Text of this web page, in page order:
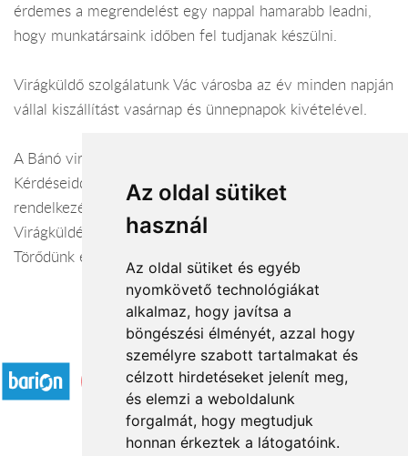
Az oldal sütiket
használ
Az oldal sütiket és egyéb
nyomkövető technológiákat
alkalmaz, hogy javítsa a
böngészési élményét, azzal hogy
személyre szabott tartalmakat és
célzott hirdetéseket jelenít meg,
és elemzi a weboldalunk
forgalmát, hogy megtudjuk
honnan érkeztek a látogatóink.
érdemes a megrendelést egy nappal hamarabb leadni,
hogy munkatársaink időben fel tudjanak készülni.
Virágküldő szolgálatunk Vác városba az év minden napján
vállal kiszállítást vasárnap és ünnepnapok kivételével.
A Bánó virágüzlet webáruháza:
Kérdéseiddel kapcsolatban örömmel állunk
rendelkezésedre.
Virágküldés Vác
Törődünk egymással
Elfogadott fizetési módok